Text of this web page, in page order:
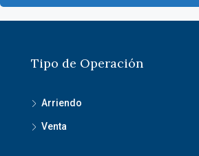
Tipo de Operación
Arriendo
Venta